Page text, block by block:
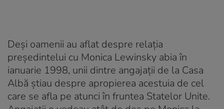
Deși oamenii au aflat despre relația
președintelui cu Monica Lewinsky abia în
ianuarie 1998, unii dintre angajații de la Casa
Albă știau despre apropierea acestuia de cel
care se afla pe atunci în fruntea Statelor Unite.